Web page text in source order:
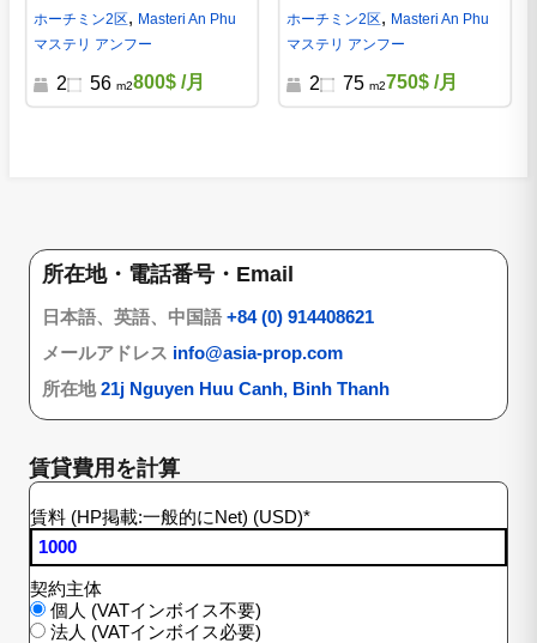
貸 2ベッド | M301557
ホーチミン2区, Masteri An Phu
マステリ アンフー
2 56 m2800$ /月
貸 2ベッド | M137760
ホーチミン2区, Masteri An Phu
マステリ アンフー
2 75 m2750$ /月
所在地・電話番号・Email
日本語、英語、中国語 +84 (0) 914408621
メールアドレス info@asia-prop.com
所在地21j Nguyen Huu Canh, Binh Thanh
賃貸費用を計算
賃料 (HP掲載:一般的にNet) (USD)*
契約主体
個人 (VATインボイス不要)
法人 (VATインボイス必要)